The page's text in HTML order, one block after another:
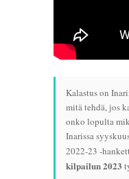
Kalastus on
mitä tehdä, jos
onko lopulta
Inarissa
2022-23 -
kilpailun 2023